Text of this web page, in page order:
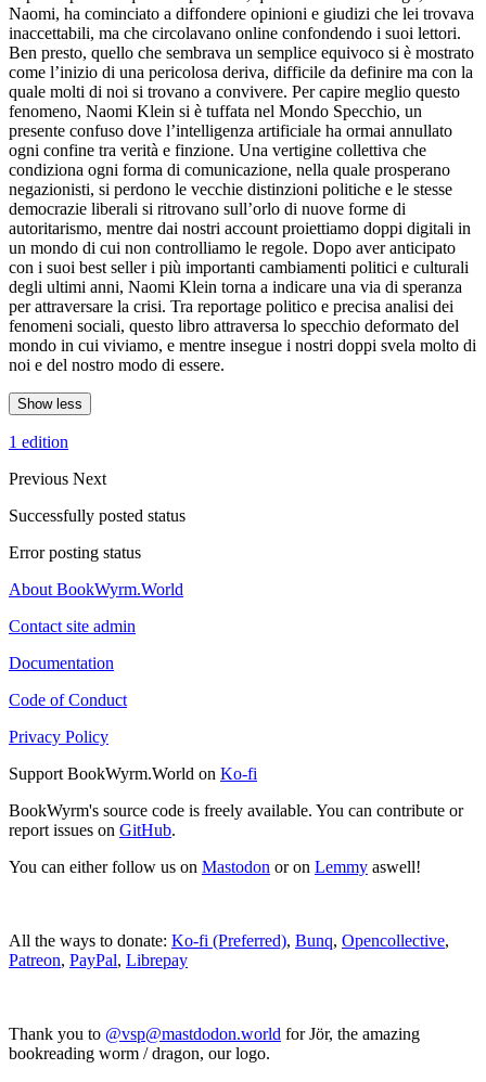
Naomi, ha cominciato a diffondere opinioni e giudizi che lei trovava
inaccettabili, ma che circolavano online confondendo i suoi lettori.
Ben presto, quello che sembrava un semplice equivoco si è mostrato
come l’inizio di una pericolosa deriva, difficile da definire ma con la
quale molti di noi si trovano a convivere. Per capire meglio questo
fenomeno, Naomi Klein si è tuffata nel Mondo Specchio, un
presente confuso dove l’intelligenza artificiale ha ormai annullato
ogni confine tra verità e finzione. Una vertigine collettiva che
condiziona ogni forma di comunicazione, nella quale prosperano
negazionisti, si perdono le vecchie distinzioni politiche e le stesse
democrazie liberali si ritrovano sull’orlo di nuove forme di
autoritarismo, mentre dai nostri account proiettiamo doppi digitali in
un mondo di cui non controlliamo le regole. Dopo aver anticipato
con i suoi best seller i più importanti cambiamenti politici e culturali
degli ultimi anni, Naomi Klein torna a indicare una via di speranza
per attraversare la crisi. Tra reportage politico e precisa analisi dei
fenomeni sociali, questo libro attraversa lo specchio deformato del
mondo in cui viviamo, e mentre insegue i nostri doppi svela molto di
noi e del nostro modo di essere.
Show less
1 edition
Previous Next
Successfully posted status
Error posting status
About BookWyrm.World
Contact site admin
Documentation
Code of Conduct
Privacy Policy
Support BookWyrm.World on Ko-fi
BookWyrm's source code is freely available. You can contribute or
report issues on GitHub.
You can either follow us on Mastodon or on Lemmy aswell!
All the ways to donate: Ko-fi (Preferred), Bunq, Opencollective,
Patreon, PayPal, Librepay
Thank you to @vsp@mastdodon.world for Jör, the amazing
bookreading worm / dragon, our logo.